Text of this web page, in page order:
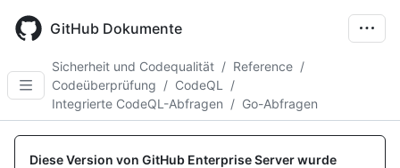
main
GitHub Dokumente
Sicherheit und Codequalität / Reference /
Codeüberprüfung / CodeQL
/
Integrierte CodeQL-Abfragen / Go-Abfragen
Diese Version von GitHub Enterprise Server wurde